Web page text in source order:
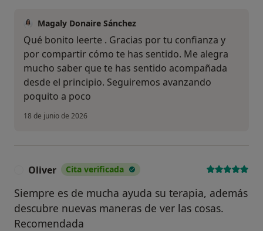
Magaly Donaire Sánchez
Qué bonito leerte . Gracias por tu confianza y
por compartir cómo te has sentido. Me alegra
mucho saber que te has sentido acompañada
desde el principio. Seguiremos avanzando
poquito a poco
18 de junio de 2026
Oliver Cita verificada
Siempre es de mucha ayuda su terapia, además
descubre nuevas maneras de ver las cosas.
Recomendada